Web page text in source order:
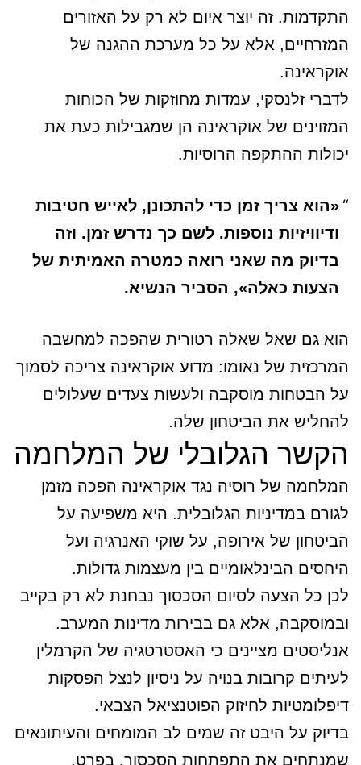
התקדמות. זה יוצר איום לא רק על האזורים
המזרחיים, אלא על כל מערכת ההגנה של
אוקראינה.
לדברי זלנסקי, עמדות מחוזקות של הכוחות
המזוינים של אוקראינה הן שמגבילות כעת את
יכולות ההתקפה הרוסיות.
«הוא צריך זמן כדי להתכונן, לאייש חטיבות
ודיוויזיות נוספות. לשם כך נדרש זמן. וזה
בדיוק מה שאני רואה כמטרה האמיתית של
הצעות כאלה», הסביר הנשיא.
הוא גם שאל שאלה רטורית שהפכה למחשבה
המרכזית של נאומו: מדוע אוקראינה צריכה לסמוך
על הבטחות מוסקבה ולעשות צעדים שעלולים
להחליש את הביטחון שלה.
הקשר הגלובלי של המלחמה
המלחמה של רוסיה נגד אוקראינה הפכה מזמן
לגורם במדיניות הגלובלית. היא משפיעה על
הביטחון של אירופה, על שוקי האנרגיה ועל
היחסים הבינלאומיים בין מעצמות גדולות.
לכן כל הצעה לסיום הסכסוך נבחנת לא רק בקייב
ובמוסקבה, אלא גם בבירות מדינות המערב.
אנליסטים מציינים כי האסטרטגיה של הקרמלין
לעיתים קרובות בנויה על ניסיון לנצל הפסקות
דיפלומטיות לחיזוק הפוטנציאל הצבאי.
בדיוק על היבט זה שמים לב המומחים והעיתונאים
שמנתחים את התפתחות הסכסוך. בפרט,